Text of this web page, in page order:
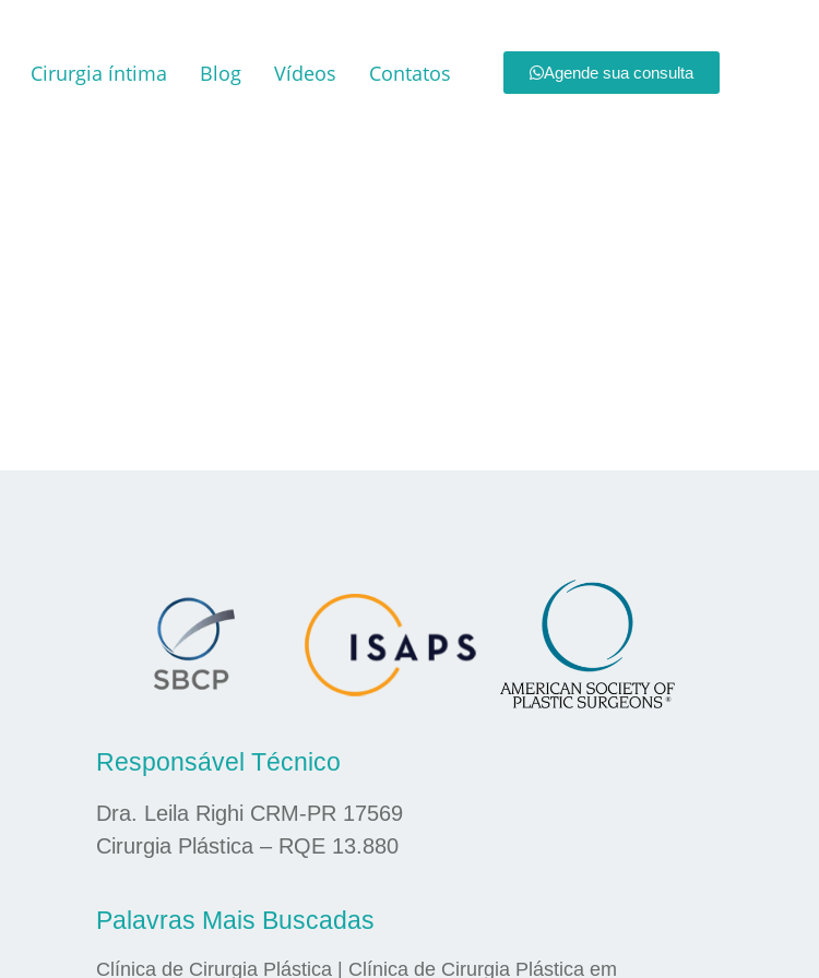
Cirurgia íntima Blog Vídeos Contatos Agende sua consulta
Responsável Técnico
Dra. Leila Righi CRM-PR 17569
Cirurgia Plástica – RQE 13.880
Palavras Mais Buscadas
Clínica de Cirurgia Plástica | Clínica de Cirurgia Plástica em